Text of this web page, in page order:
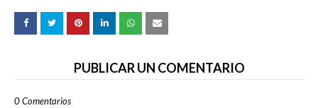
PUBLICAR UN COMENTARIO
0 Comentarios